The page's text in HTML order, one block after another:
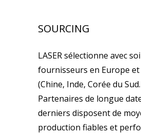
SOURCING
LASER sélectionne avec
fournisseurs en Europe et
(Chine, Inde, Corée du
Partenaires de longue
derniers disposent de
production fiables et